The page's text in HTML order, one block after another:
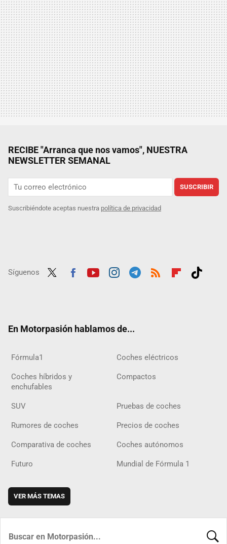
RECIBE "Arranca que nos vamos", NUESTRA
NEWSLETTER SEMANAL
SUSCRIBIR
Suscribiéndote aceptas nuestra política de privacidad
Síguenos
En Motorpasión hablamos de...
Fórmula1 Coches eléctricos
Coches híbridos y
enchufables
Compactos
SUV Pruebas de coches
Rumores de coches Precios de coches
Comparativa de coches Coches autónomos
Futuro Mundial de Fórmula 1
VER MÁS TEMAS